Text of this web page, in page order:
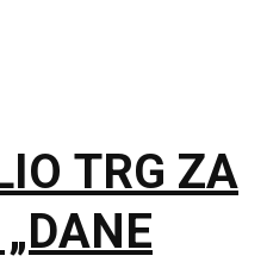
TRG ZA